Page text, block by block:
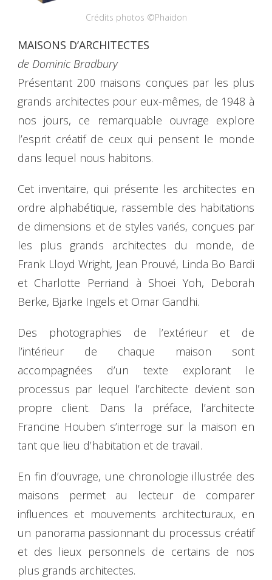
Crédits photos ©Phaidon
MAISONS D’ARCHITECTES
de Dominic Bradbury
Présentant 200 maisons conçues par les plus
grands architectes pour eux-mêmes, de 1948 à
nos jours, ce remarquable ouvrage explore
l’esprit créatif de ceux qui pensent le monde
dans lequel nous habitons.
Cet inventaire, qui présente les architectes en
ordre alphabétique, rassemble des habitations
de dimensions et de styles variés, conçues par
les plus grands architectes du monde, de
Frank Lloyd Wright, Jean Prouvé, Linda Bo Bardi
et Charlotte Perriand à Shoei Yoh, Deborah
Berke, Bjarke Ingels et Omar Gandhi.
Des photographies de l’extérieur et de
l’intérieur de chaque maison sont
accompagnées d’un texte explorant le
processus par lequel l’architecte devient son
propre client. Dans la préface, l’architecte
Francine Houben s’interroge sur la maison en
tant que lieu d’habitation et de travail.
En fin d’ouvrage, une chronologie illustrée des
maisons permet au lecteur de comparer
influences et mouvements architecturaux, en
un panorama passionnant du processus créatif
et des lieux personnels de certains de nos
plus grands architectes.